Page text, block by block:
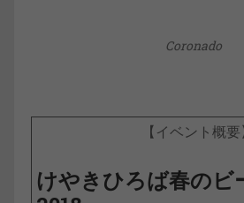
Coronado
【イベント概要
けやきひろば春のビ